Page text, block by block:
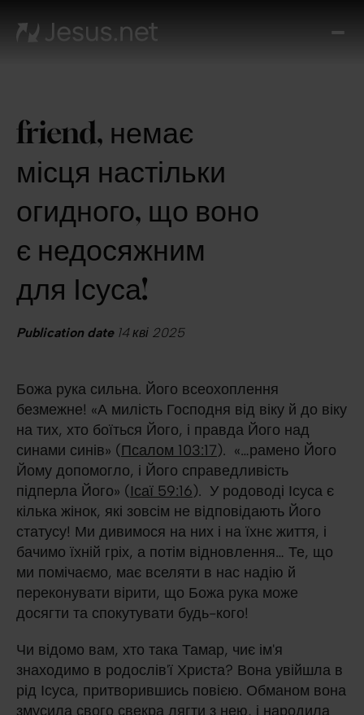
friend, немає
місця настільки
огидного, що воно
є недосяжним
для Ісуса!
Publication date14 кві 2025
Божа рука сильна. Його всеохоплення
безмежне! «А милість Господня від віку й до віку
на тих, хто боїться Його, і правда Його над
синами синів» (Псалом 103:17). «…рамено Його
Йому допомогло, і Його справедливість
підперла Його» (Ісаї 59:16). У родоводі Ісуса є
кілька жінок, які зовсім не відповідають Його
статусу! Ми дивимося на них і на їхнє життя, і
бачимо їхній гріх, а потім відновлення… Те, що
ми помічаємо, має вселяти в нас надію й
переконувати вірити, що Божа рука може
досягти та спокутувати будь-кого!
Чи відомо вам, хто така Тамар, чиє ім'я
знаходимо в родослів'ї Христа? Вона увійшла в
рід Ісуса, притворившись повією. Обманом вона
змусила свого свекра лягти з нею, і народила